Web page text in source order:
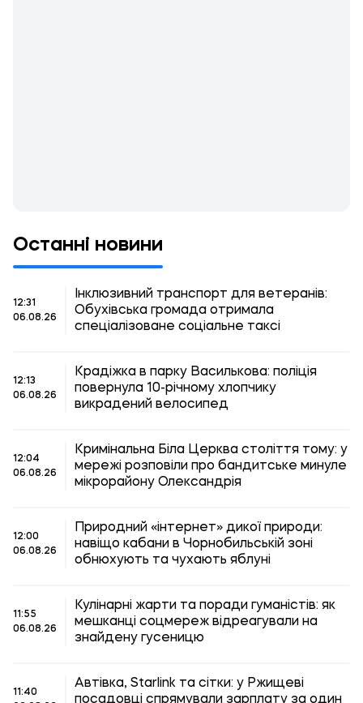
Останні новини
12:31
06.08.26
Інклюзивний транспорт для ветеранів:
Обухівська громада отримала
спеціалізоване соціальне таксі
12:13
06.08.26
Крадіжка в парку Василькова: поліція
повернула 10-річному хлопчику
викрадений велосипед
12:04
06.08.26
Кримінальна Біла Церква століття тому: у
мережі розповіли про бандитське минуле
мікрорайону Олександрія
12:00
06.08.26
Природний «інтернет» дикої природи:
навіщо кабани в Чорнобильській зоні
обнюхують та чухають яблуні
11:55
06.08.26
Кулінарні жарти та поради гуманістів: як
мешканці соцмереж відреагували на
знайдену гусеницю
11:40
Автівка, Starlink та сітки: у Ржищеві
посадовці спрямували зарплату за один